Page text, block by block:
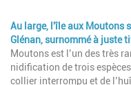
Description
Au large, l'île aux Moutons
Glénan, surnommé à juste
Moutons est l’un des très
nidification de trois
collier interrompu et de